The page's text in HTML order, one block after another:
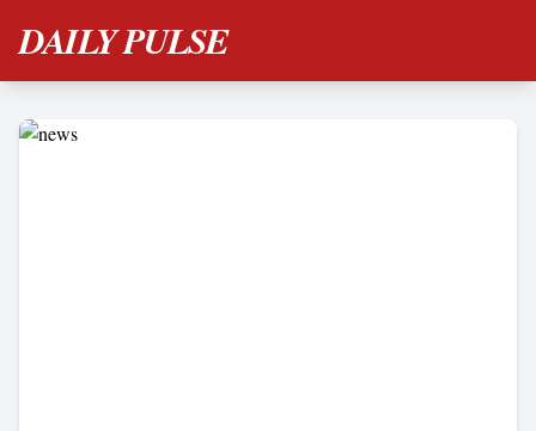
DAILY PULSE